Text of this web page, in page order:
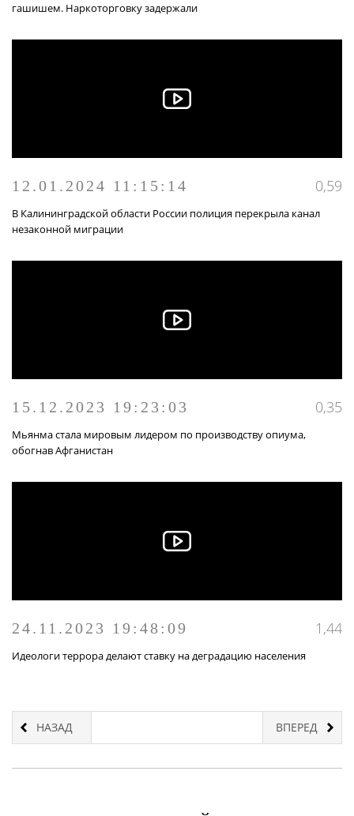
гашишем. Наркоторговку задержали
12.01.2024 11:15:14 0,59
В Калининградской области России полиция перекрыла канал
незаконной миграции
15.12.2023 19:23:03 0,35
Мьянма стала мировым лидером по производству опиума,
обогнав Афганистан
24.11.2023 19:48:09 1,44
Идеологи террора делают ставку на деградацию населения
НАЗАД ВПЕРЕД